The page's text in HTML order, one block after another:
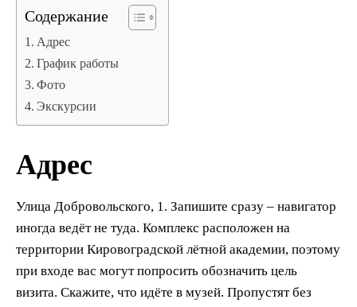
Содержание
Адрес
График работы
Фото
Экскурсии
Адрес
Улица Добровольского, 1. Запишите сразу – навигатор
иногда ведёт не туда. Комплекс расположен на
территории Кировоградской лётной академии, поэтому
при входе вас могут попросить обозначить цель
визита. Скажите, что идёте в музей. Пропустят без